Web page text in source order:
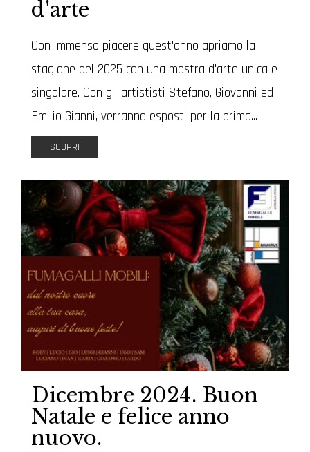
d'arte
Con immenso piacere quest'anno apriamo la
stagione del 2025 con una mostra d'arte unica e
singolare. Con gli artististi Stefano, Giovanni ed
Emilio Gianni, verranno esposti per la prima...
SCOPRI
Dicembre 2024. Buon
Natale e felice anno
nuovo.